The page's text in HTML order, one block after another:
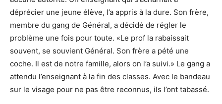
déprécier une jeune élève, l’a appris à la dure. Son frère,
membre du gang de Général, a décidé de régler le
problème une fois pour toute. «Le prof la rabaissait
souvent, se souvient Général. Son frère a pété une
coche. Il est de notre famille, alors on l’a suivi.» Le gang a
attendu l’enseignant à la fin des classes. Avec le bandeau
sur le visage pour ne pas être reconnus, ils l’ont tabassé.